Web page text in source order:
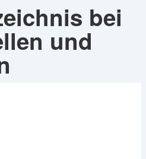
bei
und